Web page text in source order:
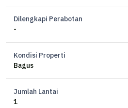
Dilengkapi Perabotan
-
Kondisi Properti
Bagus
Jumlah Lantai
1